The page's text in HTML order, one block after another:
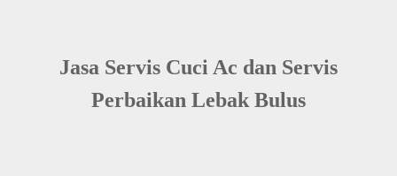
Jasa Servis Cuci Ac dan Servis
Perbaikan Lebak Bulus